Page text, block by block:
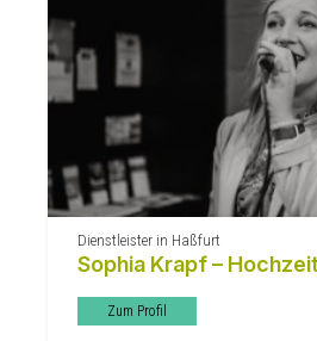
Dienstleister in Haßfurt
Sophia Krapf –
Zum Profil